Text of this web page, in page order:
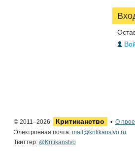
© 2011–2026 Критиканство • О
Электронная почта: mail@kritikanstvo.ru
Твиттер: @Kritikanstvo